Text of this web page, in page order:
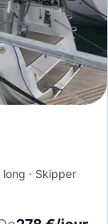
long
Skipper